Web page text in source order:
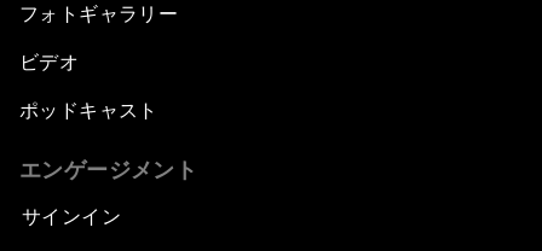
フォトギャラリー
ビデオ
ポッドキャスト
エンゲージメント
サインイン